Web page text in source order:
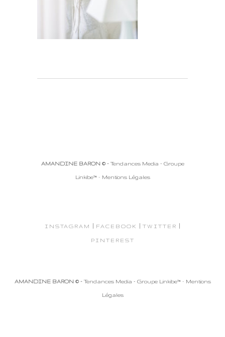
AMANDINE BARON © -Tendances Media - Groupe
Linkibe™ - Mentions Légales
INSTAGRAM | FACEBOOK | TWITTER |
PINTEREST
AMANDINE BARON © -Tendances Media - Groupe Linkibe™ - Mentions
Légales